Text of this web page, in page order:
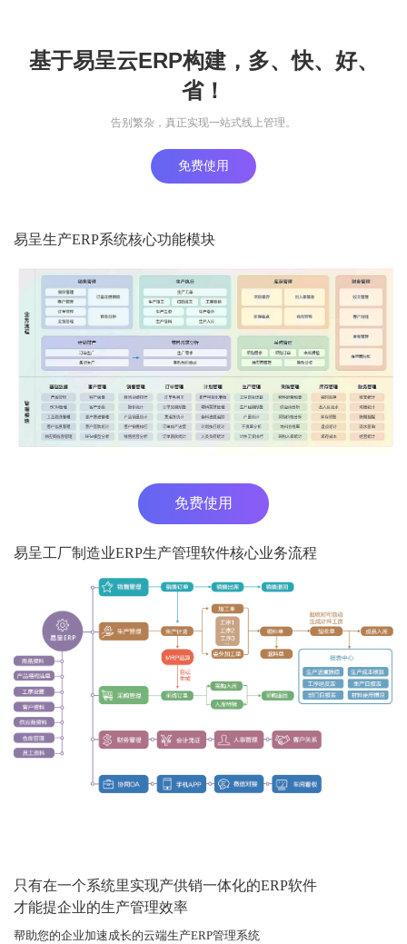
基于易呈云ERP构建，多、快、好、
省！
告别繁杂，真正实现一站式线上管理。
免费使用
易呈生产ERP系统核心功能模块
免费使用
易呈工厂制造业ERP生产管理软件核心业务流程
只有在一个系统里实现产供销一体化的ERP软件
才能提企业的生产管理效率
帮助您的企业加速成长的云端生产ERP管理系统